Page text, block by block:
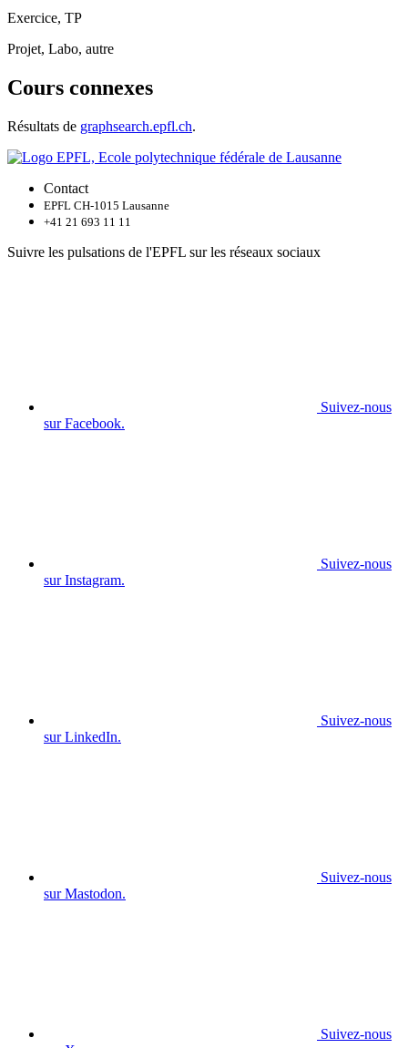
Exercice, TP
Projet, Labo, autre
Cours connexes
Résultats de graphsearch.epfl.ch.
Contact
EPFL CH-1015 Lausanne
+41 21 693 11 11
Suivre les pulsations de l'EPFL sur les réseaux sociaux
Suivez-nous
sur Facebook.
Suivez-nous
sur Instagram.
Suivez-nous
sur LinkedIn.
Suivez-nous
sur Mastodon.
Suivez-nous